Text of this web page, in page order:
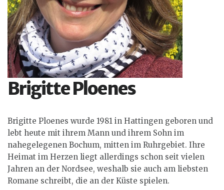
Brigitte Ploenes
Brigitte Ploenes wurde 1981 in Hattingen geboren und
lebt heute mit ihrem Mann und ihrem Sohn im
nahegelegenen Bochum, mitten im Ruhrgebiet. Ihre
Heimat im Herzen liegt allerdings schon seit vielen
Jahren an der Nordsee, weshalb sie auch am liebsten
Romane schreibt, die an der Küste spielen.